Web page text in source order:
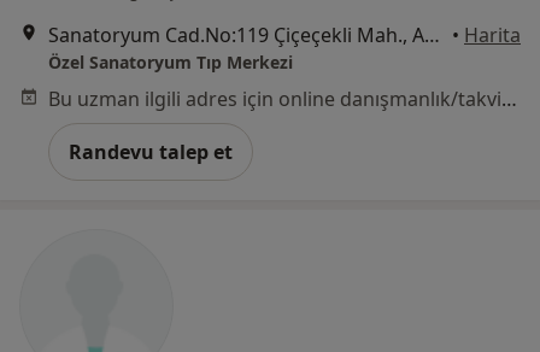
Sanatoryum Cad.No:119 Çiçeçekli Mah., Ankara • Harita
Özel Sanatoryum Tıp Merkezi
Bu uzman ilgili adres için online danışmanlık/takvim sunmuyor.
Randevu talep et